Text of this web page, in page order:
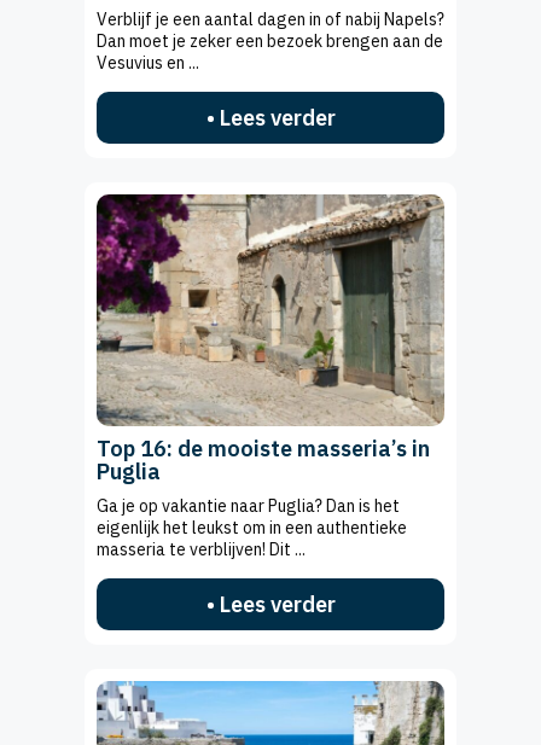
Verblijf je een aantal dagen in of nabij Napels?
Dan moet je zeker een bezoek brengen aan de
Vesuvius en ...
• Lees verder
Top 16: de mooiste masseria’s in
Puglia
Ga je op vakantie naar Puglia? Dan is het
eigenlijk het leukst om in een authentieke
masseria te verblijven! Dit ...
• Lees verder